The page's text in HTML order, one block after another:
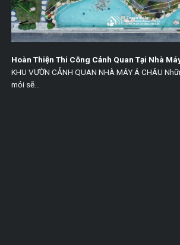
Hoàn Thiện Thi Công Cảnh Quan Tại Nhà
KHU VƯỜN CẢNH QUAN NHÀ MÁY Á CHÂU
mỏi sẽ...